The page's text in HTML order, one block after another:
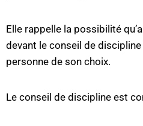
Elle rappelle la possibilité
devant le conseil de discipline
personne de son choix.
Le conseil de discipline est